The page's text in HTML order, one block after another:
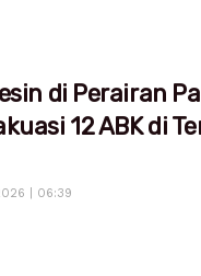
di Perairan
12 ABK di
| 06:39